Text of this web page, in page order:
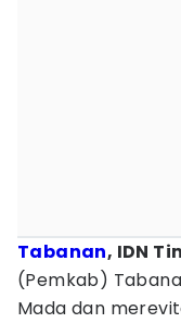
Tabanan, IDN
(Pemkab)
Mada dan